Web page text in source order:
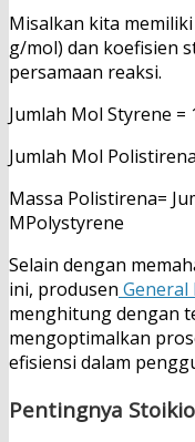
Misalkan kita
g/mol) dan koefisien
persamaan reaksi.
Jumlah Mol Styrene =
Jumlah Mol
Massa Polistirena=
MPolystyrene
Selain dengan
ini, produsen General
menghitung dengan
mengoptimalkan
efisiensi dalam
Pentingnya